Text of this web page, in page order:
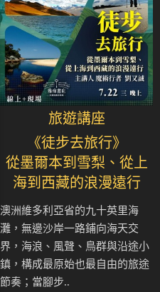
旅遊講座
《徒步去旅行》
從墨爾本到雪梨、從上
海到西藏的浪漫遠行
澳洲維多利亞省的九十英里海
灘，無邊沙岸一路鋪向海天交
界，海浪、風聲、鳥群與沿途小
鎮，構成最原始也最自由的旅途
節奏；當腳步..